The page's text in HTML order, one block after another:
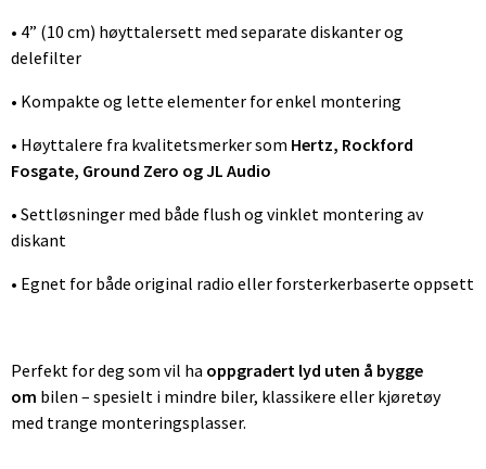
• 4” (10 cm) høyttalersett med separate diskanter og
delefilter
• Kompakte og lette elementer for enkel montering
• Høyttalere fra kvalitetsmerker som Hertz, Rockford
Fosgate, Ground Zero og JL Audio
• Settløsninger med både flush og vinklet montering av
diskant
• Egnet for både original radio eller forsterkerbaserte oppsett
Perfekt for deg som vil ha oppgradert lyd uten å bygge
om bilen – spesielt i mindre biler, klassikere eller kjøretøy
med trange monteringsplasser.